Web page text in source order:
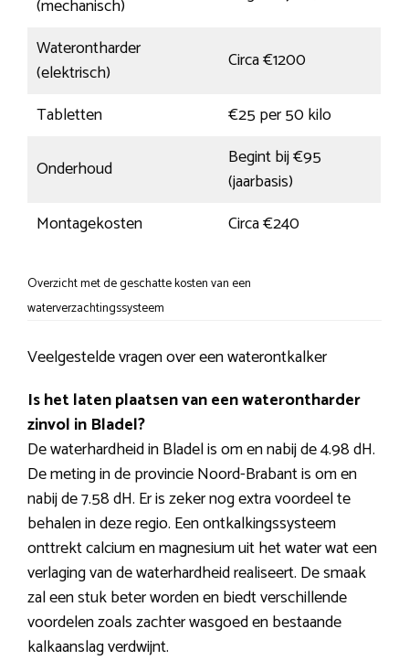
(mechanisch)
Waterontharder
(elektrisch)
Circa €1200
Tabletten
€25 per 50 kilo
Onderhoud
Begint bij €95
(jaarbasis)
Montagekosten
Circa €240
Overzicht met de geschatte kosten van een
waterverzachtingssysteem
Veelgestelde vragen over een waterontkalker
Is het laten plaatsen van een waterontharder
zinvol in Bladel?
De waterhardheid in Bladel is om en nabij de 4.98 dH.
De meting in de provincie Noord-Brabant is om en
nabij de 7.58 dH. Er is zeker nog extra voordeel te
behalen in deze regio. Een ontkalkingssysteem
onttrekt calcium en magnesium uit het water wat een
verlaging van de waterhardheid realiseert. De smaak
zal een stuk beter worden en biedt verschillende
voordelen zoals zachter wasgoed en bestaande
kalkaanslag verdwijnt.